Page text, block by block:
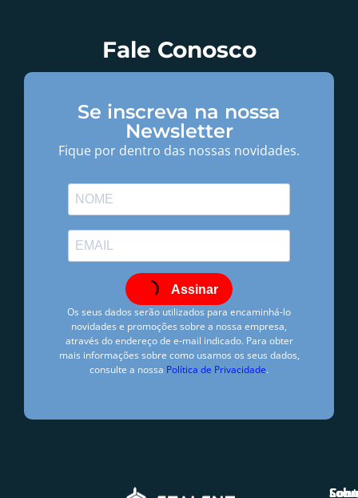
Fale Conosco
Se inscreva na nossa
Newsletter
Fique por dentro das nossas novidades.
Assinar
Os seus dados serão utilizados para encaminhá-lo
novidades e promoções sobre a nossa empresa,
através do endereço de e-mail indicado. Para obter
mais informações sobre como usamos os seus dados,
consulte a nossa Política de Privacidade.